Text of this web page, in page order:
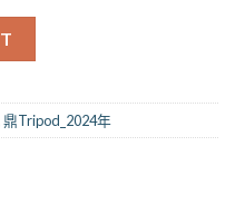
鼎Tripod_2024年